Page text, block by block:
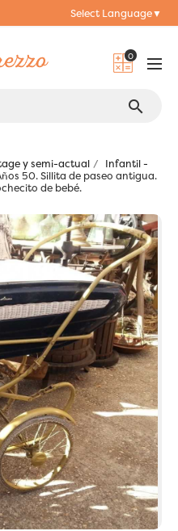
Select Language▼
0
search
y semi-actual
Infantil -
50. Sillita de paseo antigua.
de bebé.